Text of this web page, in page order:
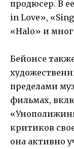
продюсер. В
in Love»,
«Halo» и
Бейонсе
пределами
фильмах,
критиков
она активно